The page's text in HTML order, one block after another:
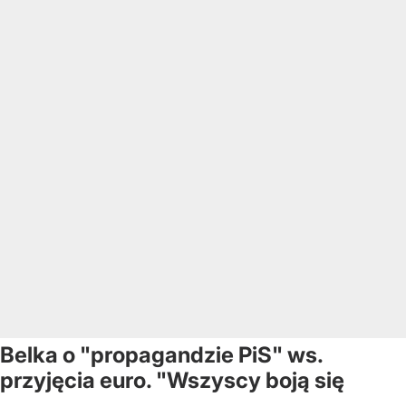
Belka o "propagandzie PiS" ws.
przyjęcia euro. "Wszyscy boją się